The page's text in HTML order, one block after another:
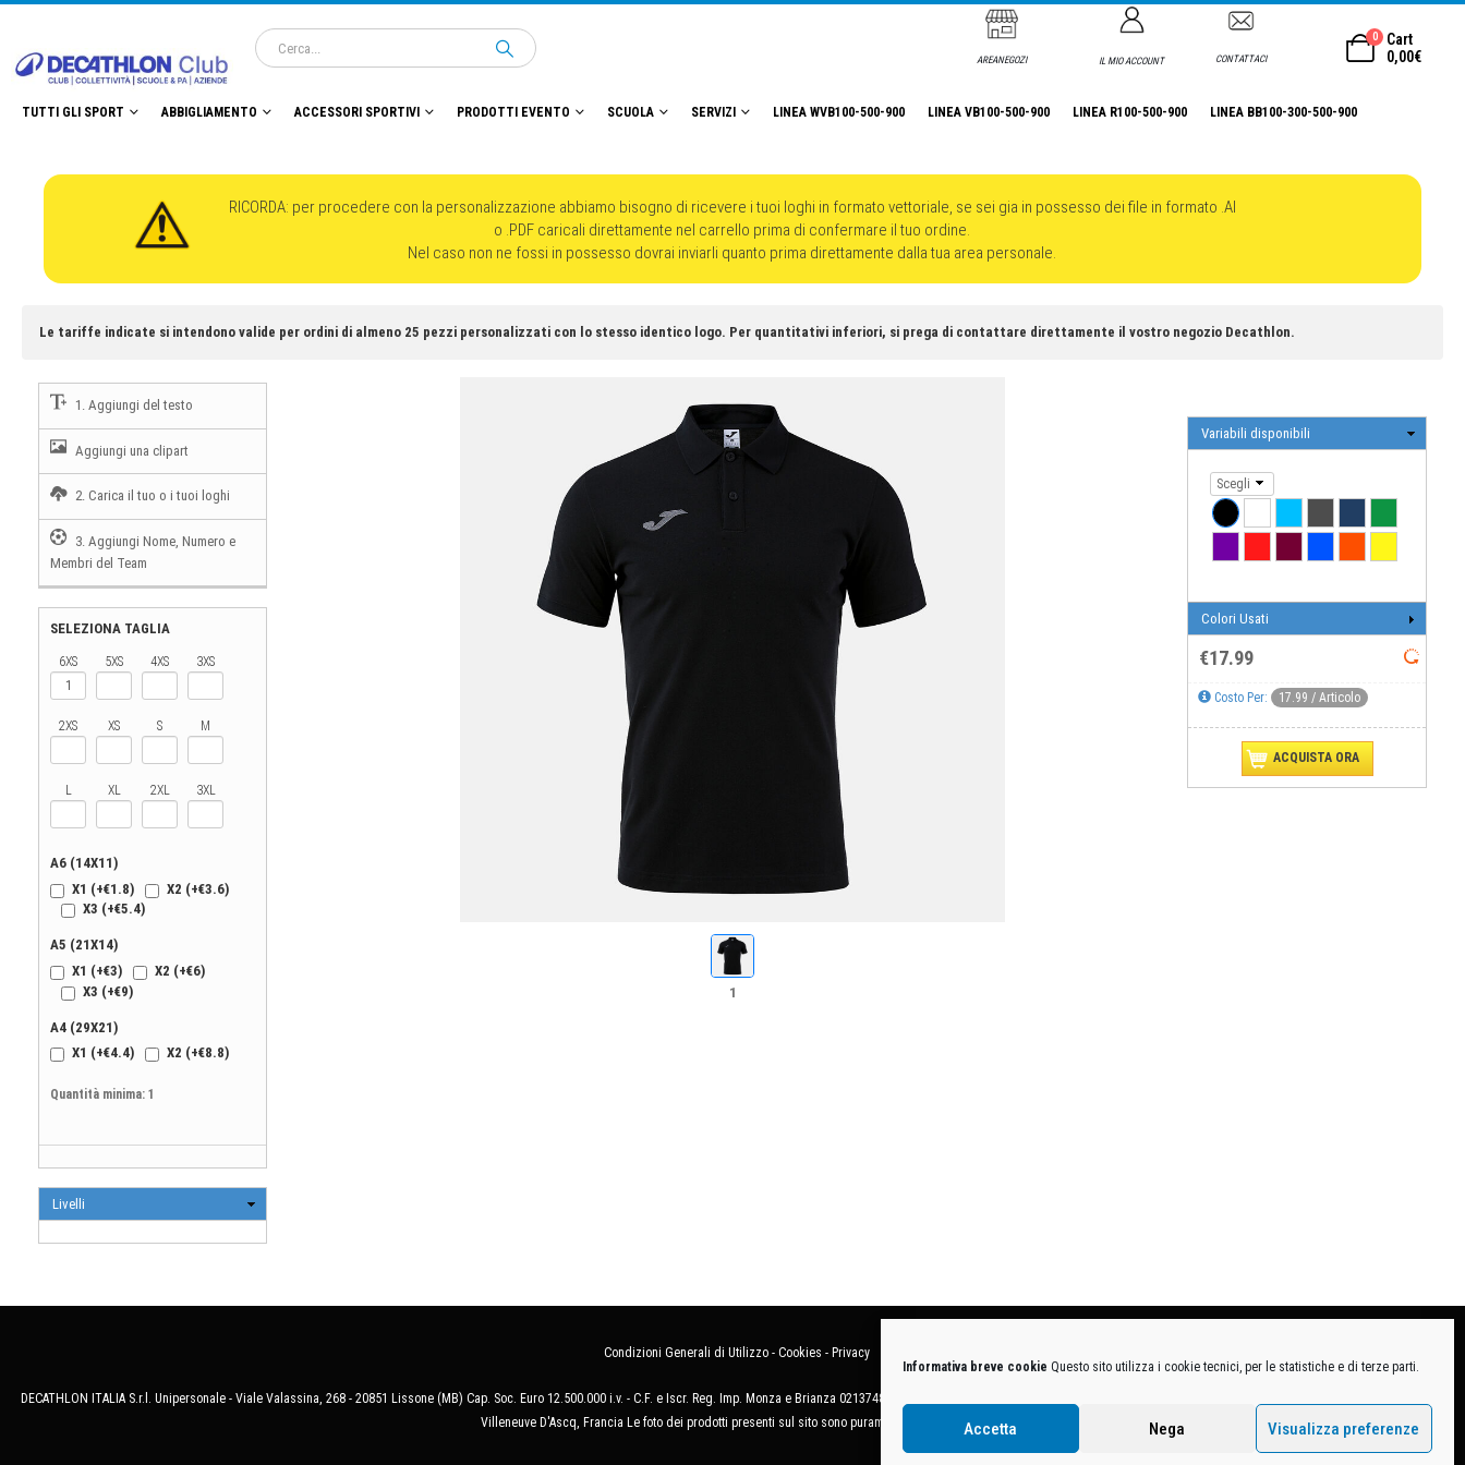
Informativa breve cookie Questo sito utilizza i cookie tecnici, per le statistiche e di terze parti.
Accetta Nega Visualizza preferenze
AREANEGOZI IL MIO ACCOUNT CONTATTACI
0
Cart
0,00€
TUTTI GLI SPORT ABBIGLIAMENTO ACCESSORI SPORTIVI PRODOTTI EVENTO SCUOLA SERVIZI LINEA WVB100-500-900 LINEA VB100-500-900 LINEA R100-500-900 LINEA BB100-300-500-900
Condizioni Generali di Utilizzo - Cookies - Privacy
DECATHLON ITALIA S.r.l. Unipersonale - Viale Valassina, 268 - 20851 Lissone (MB) Cap. Soc. Euro 12.500.000 i.v. - C.F. e Iscr. Reg. Imp. Monza e Brianza 02137480964 - R.E.A. MB-1370021 - P.IVA. 11005760159 - Direzione e coordinamento art. 2497 C.C. DECATHLON SA,
Villeneuve D'Ascq, Francia Le foto dei prodotti presenti sul sito sono puramente esemplificative.